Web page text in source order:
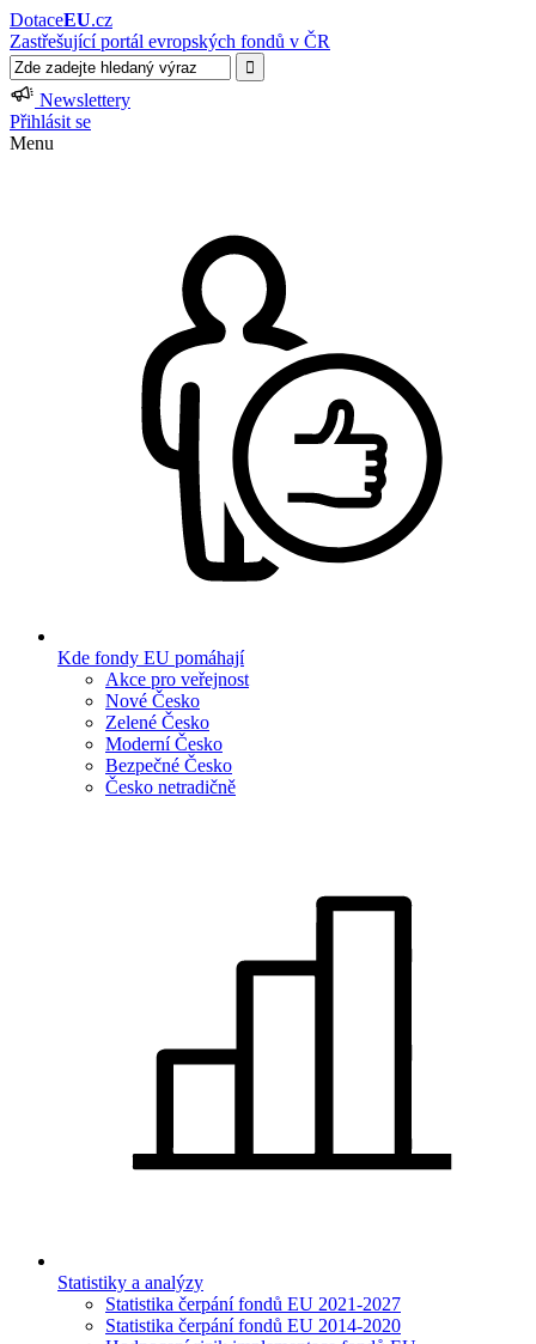
DotaceEU.cz
Zastřešující portál evropských fondů v ČR
Newslettery
Přihlásit se
Menu
Kde fondy EU pomáhají
Akce pro veřejnost
Nové Česko
Zelené Česko
Moderní Česko
Bezpečné Česko
Česko netradičně
Statistiky a analýzy
Statistika čerpání fondů EU 2021-2027
Statistika čerpání fondů EU 2014-2020